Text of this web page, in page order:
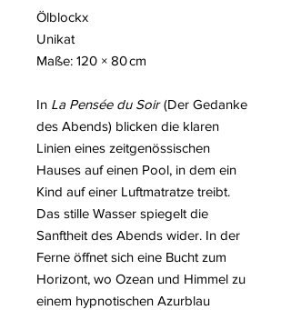
Ölblockx
Unikat
Maße: 120 × 80 cm
In La Pensée du Soir(Der Gedanke
des Abends) blicken die klaren
Linien eines zeitgenössischen
Hauses auf einen Pool, in dem ein
Kind auf einer Luftmatratze treibt.
Das stille Wasser spiegelt die
Sanftheit des Abends wider. In der
Ferne öffnet sich eine Bucht zum
Horizont, wo Ozean und Himmel zu
einem hypnotischen Azurblau